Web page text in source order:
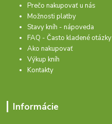
Prečo nakupovať u nás
Možnosti platby
Stavy kníh - nápoveda
FAQ - Často kladené otázky
Ako nakupovať
Výkup kníh
Kontakty
Informácie